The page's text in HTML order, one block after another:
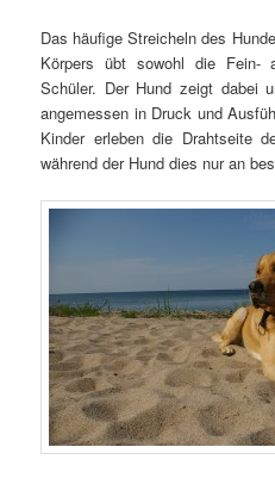
Das häufige Streicheln des
Körpers übt sowohl die Fein-
Schüler. Der Hund zeigt dabei
angemessen in Druck und
Kinder erleben die Drahtseite
während der Hund dies nur an